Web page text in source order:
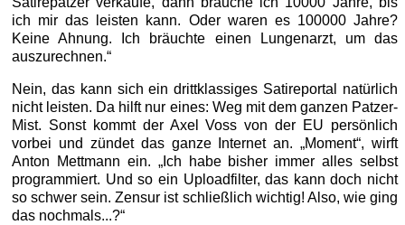
ich mir das leisten kann. Oder waren es 100000 Jahre?
Keine Ahnung. Ich bräuchte einen Lungenarzt, um das
auszurechnen.“
Nein, das kann sich ein drittklassiges Satireportal natürlich
nicht leisten. Da hilft nur eines: Weg mit dem ganzen Patzer-
Mist. Sonst kommt der Axel Voss von der EU persönlich
vorbei und zündet das ganze Internet an. „Moment“, wirft
Anton Mettmann ein. „Ich habe bisher immer alles selbst
programmiert. Und so ein Uploadfilter, das kann doch nicht
so schwer sein. Zensur ist schließlich wichtig! Also, wie ging
das nochmals...?“